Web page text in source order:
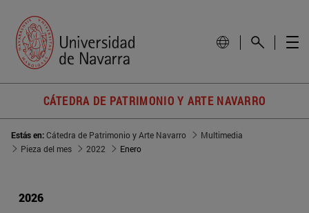
CÁTEDRA DE PATRIMONIO Y ARTE NAVARRO
Estás en:Cátedra de Patrimonio y Arte Navarro
Multimedia
Pieza del mes
2022 Enero
2026